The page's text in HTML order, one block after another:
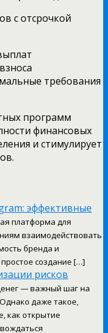
с отсрочкой
требования
программ
финансовых
и стимулирует
эффективные
платформа для
взаимодействовать
бренда и
создание […]
рисков
— важный шаг на
даже такое,
как открытие